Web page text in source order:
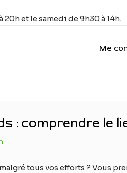
et le samedi de 9h30 à 14h.
Me
: comprendre le
tous vos efforts ? Vous